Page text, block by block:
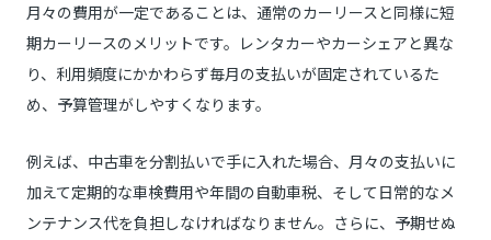
月々の費用が一定であることは、通常のカーリースと同様に短
期カーリースのメリットです。レンタカーやカーシェアと異な
り、利用頻度にかかわらず毎月の支払いが固定されているた
め、予算管理がしやすくなります。
例えば、中古車を分割払いで手に入れた場合、月々の支払いに
加えて定期的な車検費用や年間の自動車税、そして日常的なメ
ンテナンス代を負担しなければなりません。さらに、予期せぬ